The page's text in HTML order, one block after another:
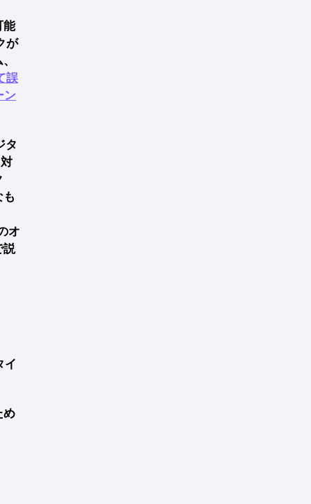
能
が
誤
ン
タ
オ
説
イ
め